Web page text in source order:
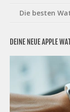
Die besten
DEINE NEUE APPLE